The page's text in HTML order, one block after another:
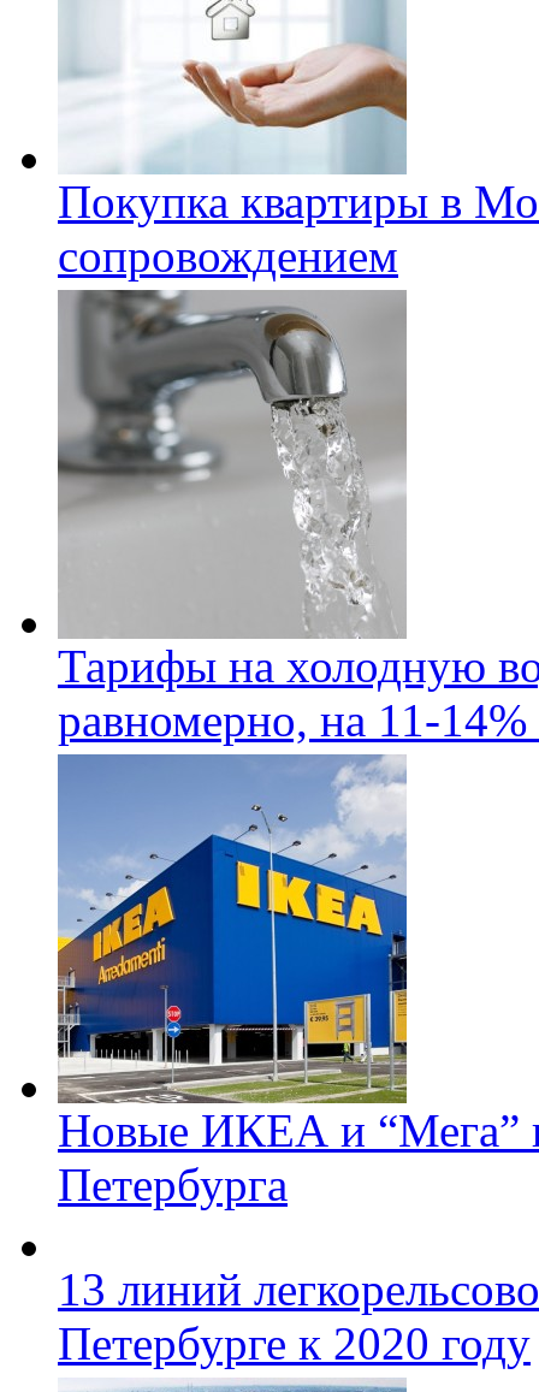
Покупка квартиры в
сопровождением
Тарифы на холодную
равномерно, на 11-14%
Новые ИКЕА и “Мега”
Петербурга
13 линий
Петербурге к 2020 году